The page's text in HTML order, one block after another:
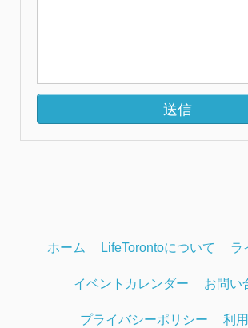
ホーム LifeTorontoについて ラ
イベントカレンダー お問い
プライバシーポリシー 利